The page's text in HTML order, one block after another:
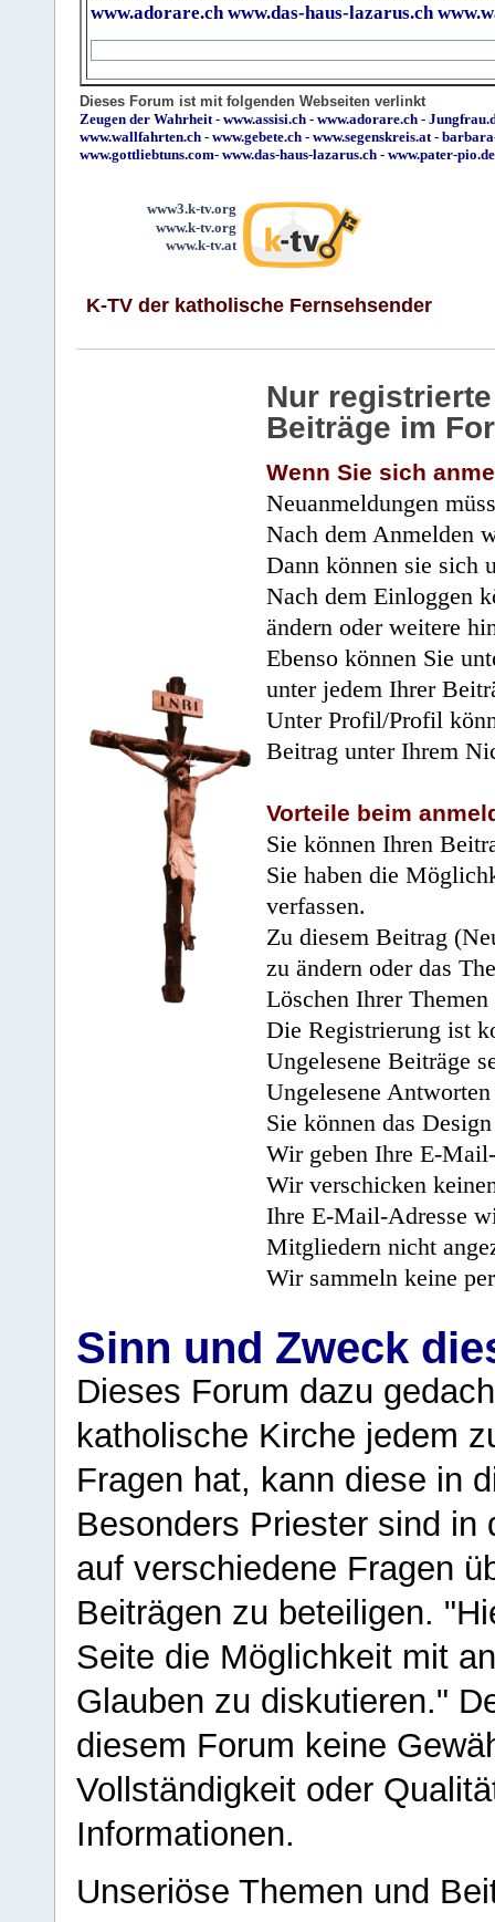
www.adorare.ch www.das-haus-lazarus.ch
Dieses Forum ist mit folgenden Webseiten verlinkt
Zeugen der Wahrheit - www.assisi.ch - www.adorare.ch -
www.wallfahrten.ch - www.gebete.ch - www.segenskreis.at -
www.gottliebtuns.com- www.das-haus-lazarus.ch - www.pater-pio.de
www3.k-tv.org
www.k-tv.org
www.k-tv.at
K-TV der katholische Fernsehsender
Nur
Beiträge im
Wenn Sie sich
Neuanmeldungen
Nach dem Anmelden
Dann können sie sich
Nach dem Einloggen
ändern oder weitere
Ebenso können Sie
unter jedem Ihrer
Unter Profil/Profil
Beitrag unter Ihrem
Vorteile beim
Sie können Ihren
Sie haben die
verfassen.
Zu diesem Beitrag
zu ändern oder das
Löschen Ihrer
Die Registrierung ist
Ungelesene Beiträge
Ungelesene
Sie können das
Wir geben Ihre E-
Wir verschicken
Ihre E-Mail-Adresse
Mitgliedern nicht
Wir sammeln keine
Sinn und Zweck
Dieses Forum dazu
katholische Kirche jedem
Fragen hat, kann diese in
Besonders Priester sind in
auf verschiedene Fragen
Beiträgen zu beteiligen.
Seite die Möglichkeit mit
Glauben zu diskutieren."
diesem Forum keine
Vollständigkeit oder
Informationen.
Unseriöse Themen und